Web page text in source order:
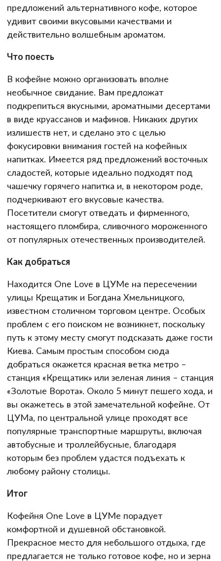
предложений альтернативного кофе, которое
удивит своими вкусовыми качествами и
действительно волшебным ароматом.
Что поесть
В кофейне можно организовать вполне
необычное свидание. Вам предложат
подкрепиться вкусными, ароматными десертами
в виде круассанов и мафинов. Никаких других
излишеств нет, и сделано это с целью
фокусировки внимания гостей на кофейных
напитках. Имеется ряд предложений восточных
сладостей, которые идеально подходят под
чашечку горячего напитка и, в некотором роде,
подчеркивают его вкусовые качества.
Посетители смогут отведать и фирменного,
настоящего пломбира, сливочного мороженного
от популярных отечественных производителей.
Как добраться
Находится One Love в ЦУМе на пересечении
улицы Крещатик и Богдана Хмельницкого,
известном столичном торговом центре. Особых
проблем с его поиском не возникнет, поскольку
путь к этому месту смогут подсказать даже гости
Киева. Самым простым способом сюда
добраться окажется красная ветка метро –
станция «Крещатик» или зеленая линия – станция
«Золотые Ворота». Около 5 минут пешего хода, и
вы окажетесь в этой замечательной кофейне. От
ЦУМа, по центральной улице проходят все
популярные транспортные маршруты, включая
автобусные и троллейбусные, благодаря
которым без проблем удастся подъехать к
любому району столицы.
Итог
Кофейня One Love в ЦУМе порадует
комфортной и душевной обстановкой.
Прекрасное место для небольшого отдыха, где
предлагается не только готовое кофе, но и зерна